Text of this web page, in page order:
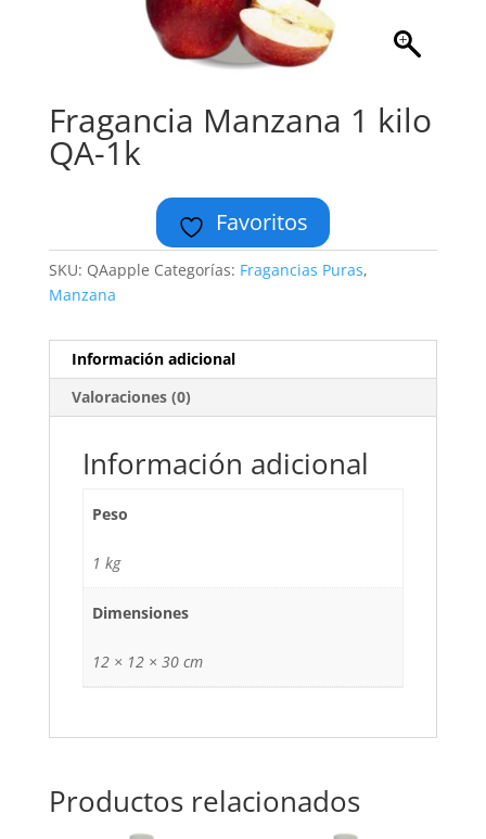
Fragancia Manzana 1 kilo
QA-1k
Favoritos
SKU: QAapple Categorías: Fragancias Puras,
Manzana
Información adicional
Valoraciones (0)
Información adicional
Peso
1 kg
Dimensiones
12 × 12 × 30 cm
Productos relacionados